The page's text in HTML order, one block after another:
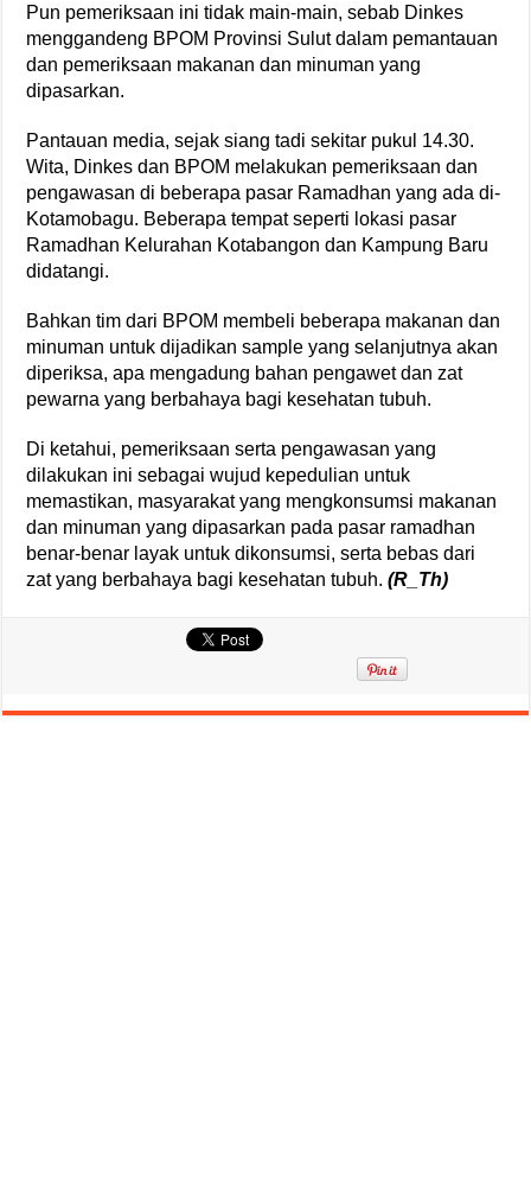
Pun pemeriksaan ini tidak main-main, sebab Dinkes
menggandeng BPOM Provinsi Sulut dalam pemantauan
dan pemeriksaan makanan dan minuman yang
dipasarkan.
Pantauan media, sejak siang tadi sekitar pukul 14.30.
Wita, Dinkes dan BPOM melakukan pemeriksaan dan
pengawasan di beberapa pasar Ramadhan yang ada di-
Kotamobagu. Beberapa tempat seperti lokasi pasar
Ramadhan Kelurahan Kotabangon dan Kampung Baru
didatangi.
Bahkan tim dari BPOM membeli beberapa makanan dan
minuman untuk dijadikan sample yang selanjutnya akan
diperiksa, apa mengadung bahan pengawet dan zat
pewarna yang berbahaya bagi kesehatan tubuh.
Di ketahui, pemeriksaan serta pengawasan yang
dilakukan ini sebagai wujud kepedulian untuk
memastikan, masyarakat yang mengkonsumsi makanan
dan minuman yang dipasarkan pada pasar ramadhan
benar-benar layak untuk dikonsumsi, serta bebas dari
zat yang berbahaya bagi kesehatan tubuh.(R_Th)